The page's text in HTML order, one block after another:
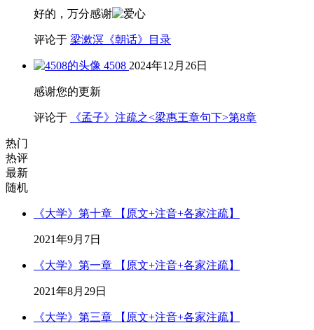
好的，万分感谢
评论于 梁漱溟《朝话》目录
4508 2024年12月26日
感谢您的更新
评论于 《孟子》注疏之<梁惠王章句下>第8章
热门
热评
最新
随机
《大学》第十章 【原文+注音+各家注疏】
2021年9月7日
《大学》第一章 【原文+注音+各家注疏】
2021年8月29日
《大学》第三章 【原文+注音+各家注疏】